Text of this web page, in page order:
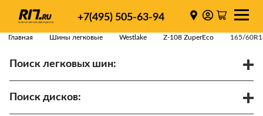
+7(495) 505-63-94
Главная Шины легковые Westlake Z-108 ZuperEco 165/
Поиск легковых шин:
Поиск дисков: